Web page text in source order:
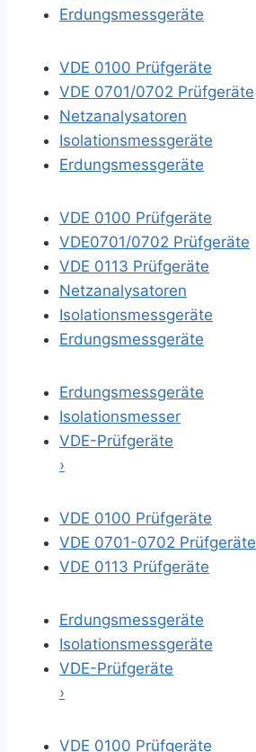
Erdungsmessgeräte
VDE 0100 Prüfgeräte
VDE 0701/0702 Prüfgeräte
Netzanalysatoren
Isolationsmessgeräte
Erdungsmessgeräte
VDE 0100 Prüfgeräte
VDE0701/0702 Prüfgeräte
VDE 0113 Prüfgeräte
Netzanalysatoren
Isolationsmessgeräte
Erdungsmessgeräte
Erdungsmessgeräte
Isolationsmesser
VDE-Prüfgeräte
›
VDE 0100 Prüfgeräte
VDE 0701-0702 Prüfgeräte
VDE 0113 Prüfgeräte
Erdungsmessgeräte
Isolationsmessgeräte
VDE-Prüfgeräte
›
VDE 0100 Prüfgeräte